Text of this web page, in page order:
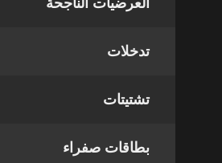
العرضيات الناجحة
تدخلات
تشتيتات
بطاقات صفراء